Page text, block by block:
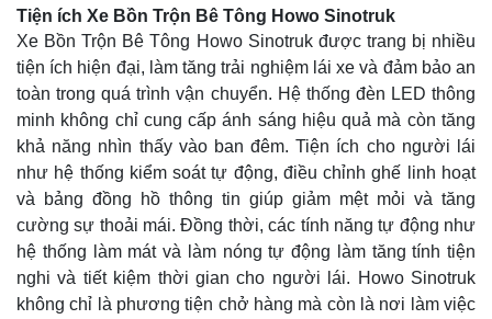
Tiện ích Xe Bồn Trộn Bê Tông Howo Sinotruk
Xe Bồn Trộn Bê Tông Howo Sinotruk được trang bị nhiều
tiện ích hiện đại, làm tăng trải nghiệm lái xe và đảm bảo an
toàn trong quá trình vận chuyển. Hệ thống đèn LED thông
minh không chỉ cung cấp ánh sáng hiệu quả mà còn tăng
khả năng nhìn thấy vào ban đêm. Tiện ích cho người lái
như hệ thống kiểm soát tự động, điều chỉnh ghế linh hoạt
và bảng đồng hồ thông tin giúp giảm mệt mỏi và tăng
cường sự thoải mái. Đồng thời, các tính năng tự động như
hệ thống làm mát và làm nóng tự động làm tăng tính tiện
nghi và tiết kiệm thời gian cho người lái. Howo Sinotruk
không chỉ là phương tiện chở hàng mà còn là nơi làm việc